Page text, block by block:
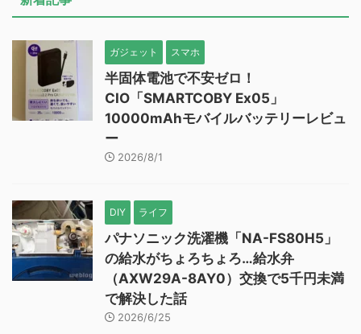
ガジェット スマホ
半固体電池で不安ゼロ！
CIO「SMARTCOBY Ex05」
10000mAhモバイルバッテリーレビュ
ー
2026/8/1
DIY ライフ
パナソニック洗濯機「NA-FS80H5」
の給水がちょろちょろ…給水弁
（AXW29A-8AY0）交換で5千円未満
で解決した話
2026/6/25